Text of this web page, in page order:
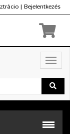
| Bejelentkezés